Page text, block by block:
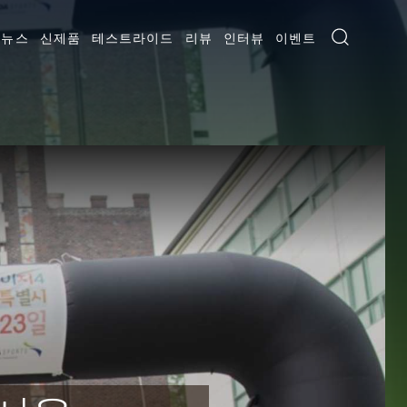
뉴스 신제품 테스트라이드 리뷰 인터뷰 이벤트